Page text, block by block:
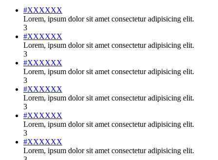
#XXXXXX
Lorem, ipsum dolor sit amet consectetur adipisicing elit.
3
#XXXXXX
Lorem, ipsum dolor sit amet consectetur adipisicing elit.
3
#XXXXXX
Lorem, ipsum dolor sit amet consectetur adipisicing elit.
3
#XXXXXX
Lorem, ipsum dolor sit amet consectetur adipisicing elit.
3
#XXXXXX
Lorem, ipsum dolor sit amet consectetur adipisicing elit.
3
#XXXXXX
Lorem, ipsum dolor sit amet consectetur adipisicing elit.